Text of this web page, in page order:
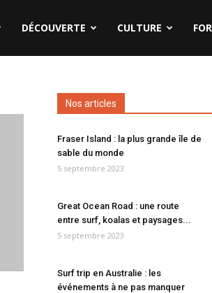
DÉCOUVERTE CULTURE
Nos articles
Fraser Island : la plus grande île de
sable du monde
5 septembre 2023
Great Ocean Road : une route
entre surf, koalas et paysages...
5 septembre 2023
Surf trip en Australie : les
événements à ne pas manquer